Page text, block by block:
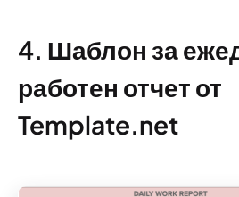
4. Шаблон за
работен отчет от
Template.net